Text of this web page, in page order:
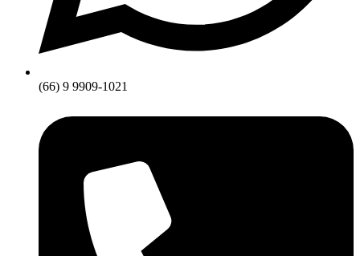
(66) 9 9909-1021